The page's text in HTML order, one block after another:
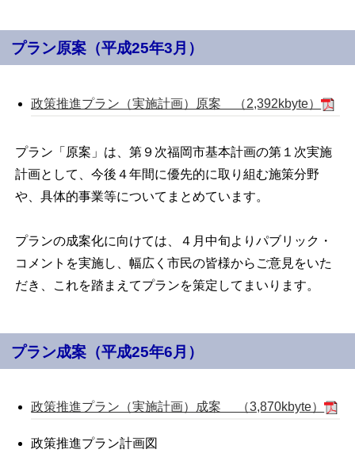
プラン原案（平成25年3月）
政策推進プラン（実施計画）原案 （2,392kbyte）
プラン「原案」は、第９次福岡市基本計画の第１次実施
計画として、今後４年間に優先的に取り組む施策分野
や、具体的事業等についてまとめています。
プランの成案化に向けては、４月中旬よりパブリック・
コメントを実施し、幅広く市民の皆様からご意見をいた
だき、これを踏まえてプランを策定してまいります。
プラン成案（平成25年6月）
政策推進プラン（実施計画）成案 （3,870kbyte）
政策推進プラン計画図